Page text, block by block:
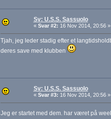
Sv: U.S.S. Sassuolo
« Svar #2: 16 Nov 2014, 20:56 »
Tjah, jeg leder stadig efter et
deres save med klubben
Sv: U.S.S. Sassuolo
« Svar #3: 16 Nov 2014, 20:56 »
Jeg er startet med dem. har været på